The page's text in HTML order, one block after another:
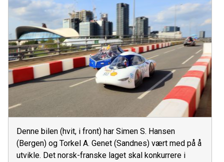
Denne bilen (hvit, i front) har Simen S. Hansen
(Bergen) og Torkel A. Genet (Sandnes) vært med på å
utvikle. Det norsk-franske laget skal konkurrere i